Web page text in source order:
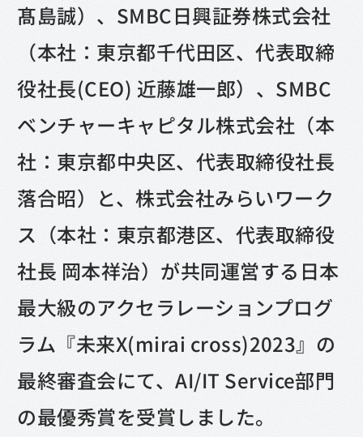
髙島誠）、SMBC日興証券株式会社
（本社：東京都千代田区、代表取締
役社長(CEO) 近藤雄一郎）、SMBC
ベンチャーキャピタル株式会社（本
社：東京都中央区、代表取締役社長
落合昭）と、株式会社みらいワーク
ス（本社：東京都港区、代表取締役
社長 岡本祥治）が共同運営する日本
最大級のアクセラレーションプログ
ラム『未来X(mirai cross)2023』の
最終審査会にて、AI/IT Service部門
の最優秀賞を受賞しました。